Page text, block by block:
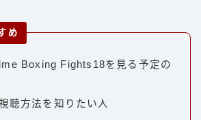
め
Boxing Fights18を見る予定の
聴方法を知りたい人